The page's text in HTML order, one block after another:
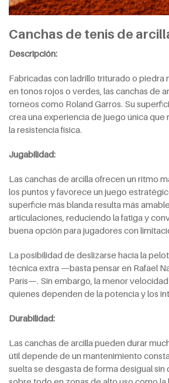
Canchas de tenis de
Descripción:
Fabricadas con ladrillo triturado o piedra
en tonos rojos o verdes, las canchas de
torneos como Roland Garros. Su
crea una experiencia de juego única que
la resistencia física.
Jugabilidad:
Las canchas de arcilla ofrecen un ritmo
los puntos y favorece un juego
superficie más blanda resulta más
articulaciones, reduciendo la fatiga y
buena opción para jugadores con
La posibilidad de deslizarse hacia la
técnica extra —basta pensar en Rafael
París—. Sin embargo, la menor
quienes dependen de la potencia y los
Durabilidad:
Las canchas de arcilla pueden durar
útil depende de un mantenimiento
suelta se desgasta de forma desigual sin